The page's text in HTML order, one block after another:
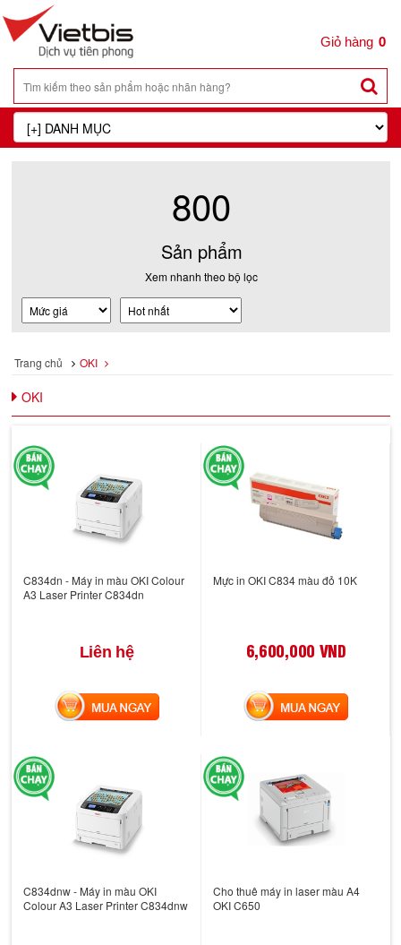
0
800
Sản phẩm
Xem nhanh theo bộ lọc
Trang chủ OKI
OKI
C834dn - Máy in màu OKI Colour
A3 Laser Printer C834dn
Liên hệ
MUA NGAY
Mực in OKI C834 màu đỏ 10K
6,600,000 VND
MUA NGAY
C834dnw - Máy in màu OKI
Colour A3 Laser Printer C834dnw
Cho thuê máy in laser màu A4
OKI C650